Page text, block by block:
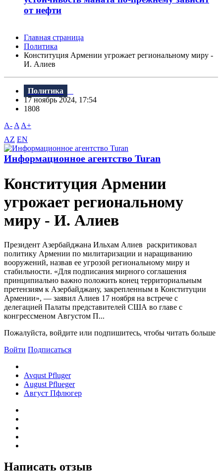
от нефти
Главная страница
Политика
Конституция Армении угрожает региональному миру -
И. Алиев
Политика
17 ноябрь 2024, 17:54
1808
A- A A+
AZ EN
Информационное агентство Turan
Конституция Армении
угрожает региональному
миру - И. Алиев
Президент Азербайджана Ильхам Алиев раскритиковал
политику Армении по милитаризации и наращиванию
вооружений, назвав ее угрозой региональному миру и
стабильности. «Для подписания мирного соглашения
принципиально важно положить конец территориальным
претензиям к Азербайджану, закрепленным в Конституции
Армении», — заявил Алиев 17 ноября на встрече с
делегацией Палаты представителей США во главе с
конгрессменом Августом П...
Пожалуйста, войдите или подпишитесь, чтобы читать больше
Войти Подписаться
Avqust Pfluger
August Pflueger
Август Пфлюгер
Написать отзыв